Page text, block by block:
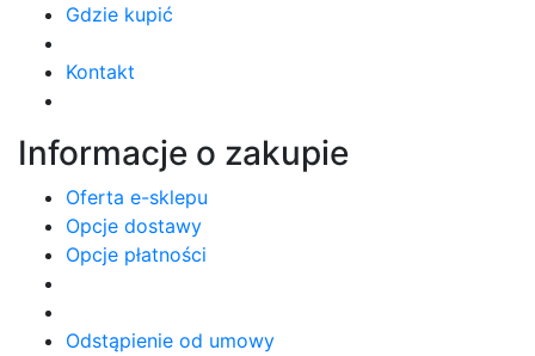
Gdzie kupić
Kontakt
Informacje o zakupie
Oferta e-sklepu
Opcje dostawy
Opcje płatności
Odstąpienie od umowy